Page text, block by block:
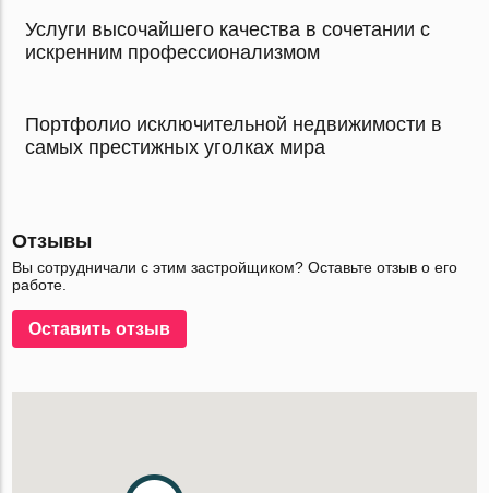
Услуги высочайшего качества в сочетании с
искренним профессионализмом
Портфолио исключительной недвижимости в
самых престижных уголках мира
Отзывы
Вы сотрудничали с этим застройщиком? Оставьте отзыв о его
работе.
Оставить отзыв